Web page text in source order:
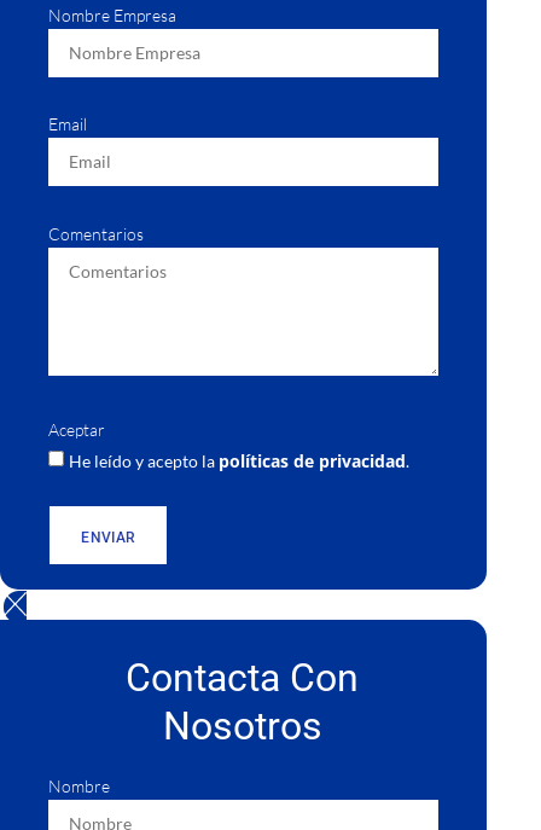
Nombre Empresa
Email
Comentarios
Aceptar
He leído y acepto la políticas de privacidad.
ENVIAR
Contacta Con
Nosotros
Nombre